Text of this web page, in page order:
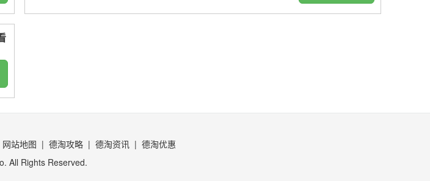
网站地图 | 德淘攻略 | 德淘资讯 | 德淘优惠
All Rights Reserved.